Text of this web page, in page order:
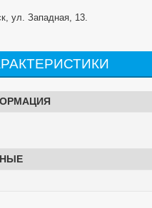
ул. Западная, 13.